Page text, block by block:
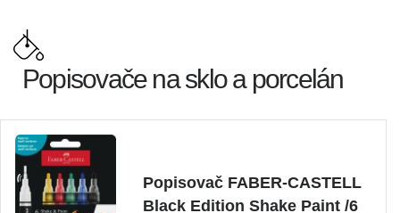
Popisovače na sklo a porcelán
Popisovač FABER-CASTELL
Black Edition Shake Paint /6